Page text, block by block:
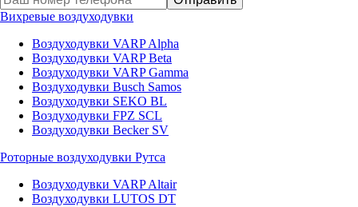
Вихревые воздуходувки
Воздуходувки VARP Alpha
Воздуходувки VARP Beta
Воздуходувки VARP Gamma
Воздуходувки Busch Samos
Воздуходувки SEKO BL
Воздуходувки FPZ SCL
Воздуходувки Becker SV
Роторные воздуходувки Рутса
Воздуходувки VARP Altair
Воздуходувки LUTOS DT